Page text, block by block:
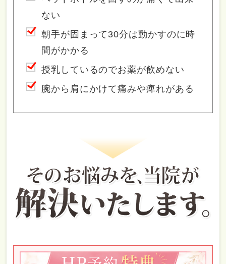
ない
朝手が固まって30分は動かすのに時
間がかかる
授乳しているのでお薬が飲めない
腕から肩にかけて痛みや痺れがある